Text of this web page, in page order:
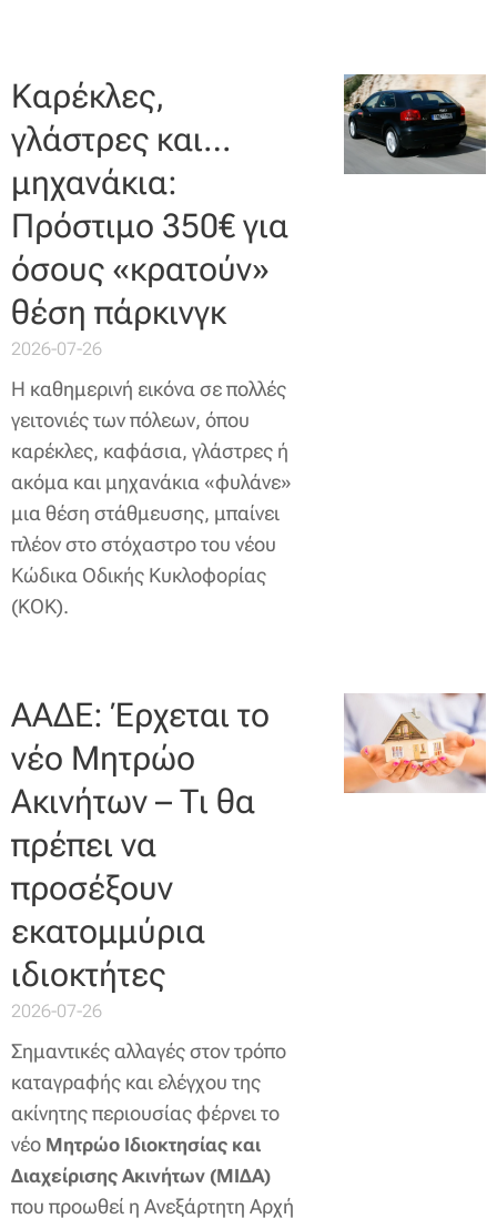
Καρέκλες,
γλάστρες και…
μηχανάκια:
Πρόστιμο 350€ για
όσους «κρατούν»
θέση πάρκινγκ
2026-07-26
Η καθημερινή εικόνα σε πολλές
γειτονιές των πόλεων, όπου
καρέκλες, καφάσια, γλάστρες ή
ακόμα και μηχανάκια «φυλάνε»
μια θέση στάθμευσης, μπαίνει
πλέον στο στόχαστρο του νέου
Κώδικα Οδικής Κυκλοφορίας
(ΚΟΚ).
ΑΑΔΕ: Έρχεται το
νέο Μητρώο
Ακινήτων – Τι θα
πρέπει να
προσέξουν
εκατομμύρια
ιδιοκτήτες
2026-07-26
Σημαντικές αλλαγές στον τρόπο
καταγραφής και ελέγχου της
ακίνητης περιουσίας φέρνει το
νέο Μητρώο Ιδιοκτησίας και
Διαχείρισης Ακινήτων (ΜΙΔΑ)
που προωθεί η Ανεξάρτητη Αρχή